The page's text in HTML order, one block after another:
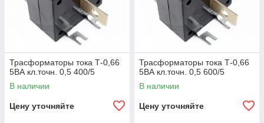
Трасформаторы тока Т-0,66
5ВА кл.точн. 0,5 400/5
В наличии
Цену уточняйте
Трасформаторы тока Т-0,66
5ВА кл.точн. 0,5 600/5
В наличии
Цену уточняйте